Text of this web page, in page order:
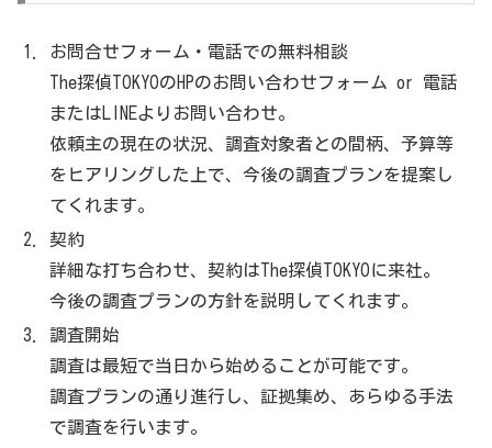
お問合せフォーム・電話での無料相談
The探偵TOKYOのHPのお問い合わせフォーム or 電話
またはLINEよりお問い合わせ。
依頼主の現在の状況、調査対象者との間柄、予算等
をヒアリングした上で、今後の調査プランを提案し
てくれます。
契約
詳細な打ち合わせ、契約はThe探偵TOKYOに来社。
今後の調査プランの方針を説明してくれます。
調査開始
調査は最短で当日から始めることが可能です。
調査プランの通り進行し、証拠集め、あらゆる手法
で調査を行います。